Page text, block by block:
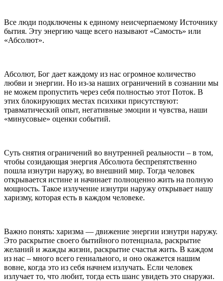
Все люди подключены к единому неисчерпаемому Источнику
бытия. Эту энергию чаще всего называют «Самость» или
«Абсолют».
Абсолют, Бог дает каждому из нас огромное количество
любви и энергии. Но из-за наших ограничений в сознании мы
не можем пропустить через себя полностью этот Поток. В
этих блокирующих местах психики присутствуют:
травматический опыт, негативные эмоции и чувства, наши
«минусовые» оценки событий.
Суть снятия ограничений во внутренней реальности – в том,
чтобы созидающая энергия Абсолюта беспрепятственно
пошла изнутри наружу, во внешний мир. Тогда человек
открывается истине и начинает полноценно жить на полную
мощность. Такое излучение изнутри наружу открывает нашу
харизму, которая есть в каждом человеке.
Важно понять: харизма — движение энергии изнутри наружу.
Это раскрытие своего бытийного потенциала, раскрытие
желаний и жажды жизни, раскрытие счастья жить. В каждом
из нас – много всего гениального, и оно окажется нашим
вовне, когда это из себя начнем излучать. Если человек
излучает то, что любит, тогда есть шанс увидеть это снаружи.